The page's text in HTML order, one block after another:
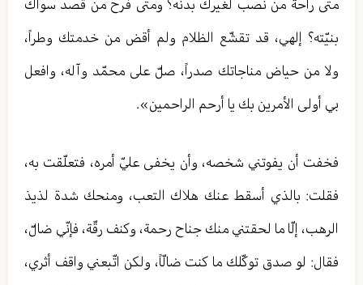
متى راحة من نصب لغيرك بدنه؟ ومتى فرح من قصد سواك
بنيّته؟ إلهي، قد تقشّع الظلام ولم أقض من خدمتك وطراً،
ولا من حياض مناجاتك صدراً، صلّ على محمّد وآله، وافعل
بي أولى الأمرين بك يا أرحم الراحمين».
فخفت أن يفوتني شخصه، وأن يخفى عليّ أمره، فتعلّقت به،
فقلت: بالذي أسقط عنك هلاك التعب، ومنحك شدة لذيذ
الرهب، إلّا ما لحقتني منك جناح رحمة، وكنف رقّة، فإنّي ضالّ،
فقال: لو صدق توكّلك ما كنت ضالّاً، ولكن اتّبعني واقف أثري،